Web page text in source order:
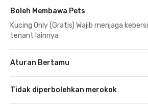
Boleh Membawa Pets
Kucing Only (Gratis) Wajib menjaga
tenant lainnya
Aturan Bertamu
Tidak diperbolehkan merokok